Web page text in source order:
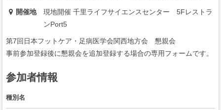
開催地
現地開催 千里ライフサイエンスセンター 5Fレストラ
ンPort5
第7回日本フットケア・足病医学会関西地方会 懇親会
事前参加登録後に懇親会を追加登録する場合の専用フォームです。
参加者情報
種別名